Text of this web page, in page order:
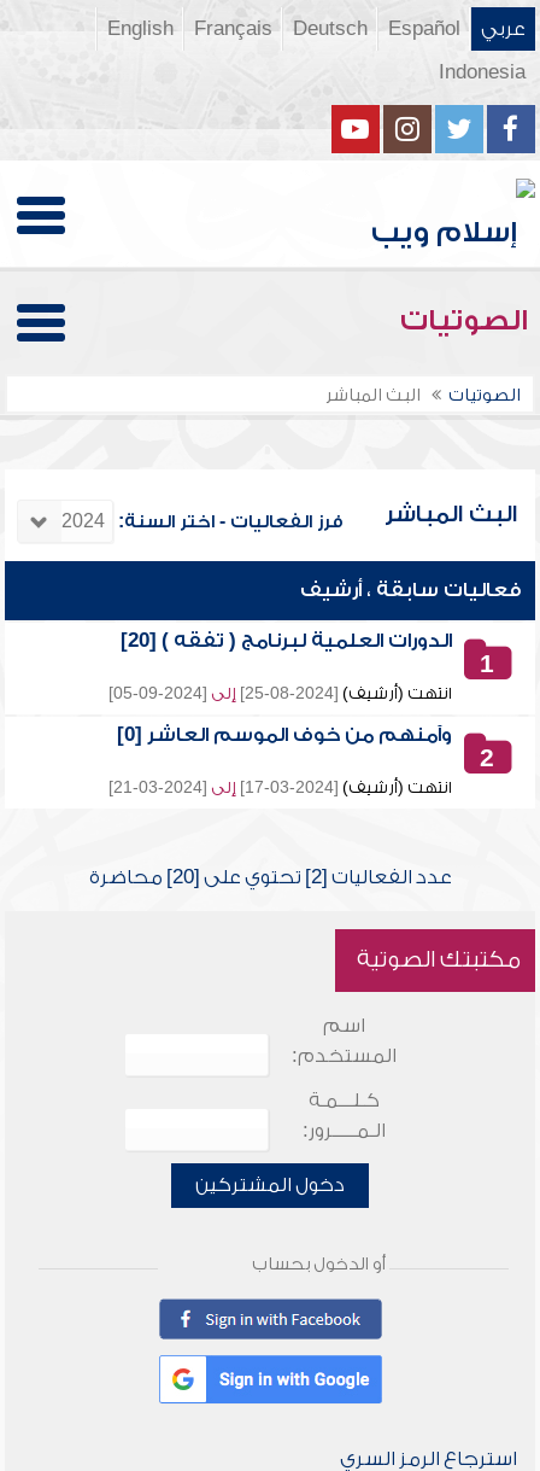
عربي Español
Deutsch
Français
English
Indonesia
الصوتيات
الصوتيات البث المباشر
البث المباشر فرز الفعاليات - اختر السنة:
فعاليات سابقة ، أرشيف
1
الدورات العلمية لبرنامج ( تفقه ) [20]
انتهت (أرشيف) [2024-08-25] إلى [2024-09-05]
2
وآمنهم من خوف الموسم العاشر [0]
انتهت (أرشيف) [2024-03-17] إلى [2024-03-21]
عدد الفعاليات [2] تحتوي على [20] محاضرة
مكتبتك الصوتية
اسم
المستخدم:
كـلـــمـة
الـمـــــرور:
دخول المشتركين
أو الدخول بحساب
استرجاع الرمز السري